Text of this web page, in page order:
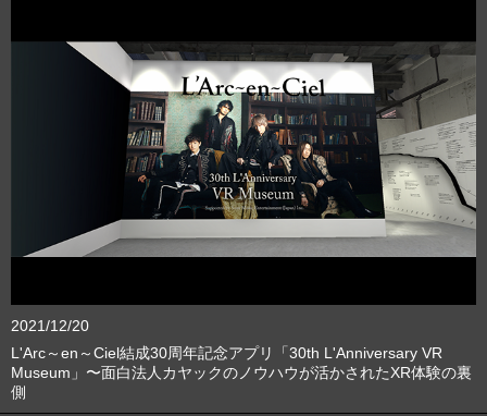
2021/12/20
L'Arc～en～Ciel結成30周年記念アプリ「30th L'Anniversary VR
Museum」〜面白法人カヤックのノウハウが活かされたXR体験の裏
側